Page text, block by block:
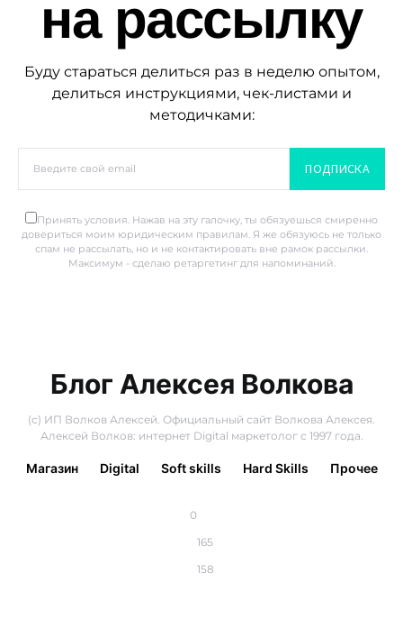
на рассылку
Буду стараться делиться раз в неделю опытом,
делиться инструкциями, чек-листами и
методичками:
ПОДПИСКА
Принять условия. Нажав на эту галочку, ты обязуешься смиренно
довериться моим юридическим правилам. Я же обязуюсь не только
спам не рассылать, но и не контактировать вне рамок рассылки.
Максимум - сделаю ретаргетинг для напоминаний.
Блог Алексея Волкова
(с) ИП Волков Алексей. Официальный сайт Волкова Алексея.
Алексей Волков: интернет Digital маркетолог с 1997 года.
0
165
158
Магазин Digital Soft skills Hard Skills Прочее